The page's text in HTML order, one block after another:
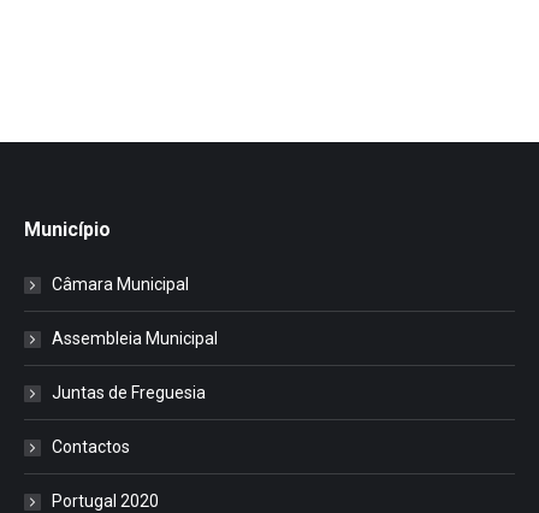
Município
Câmara Municipal
Assembleia Municipal
Juntas de Freguesia
Contactos
Portugal 2020